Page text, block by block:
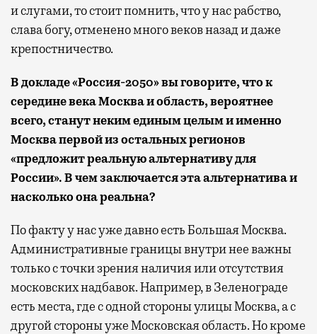
и слугами, то стоит помнить, что у нас рабство,
слава богу, отменено много веков назад и даже
крепостничество.
В докладе «Россия-2050» вы говорите, что к
середине века Москва и область, вероятнее
всего, станут неким единым целым и именно
Москва первой из остальных регионов
«предложит реальную альтернативу для
России». В чем заключается эта альтернатива и
насколько она реальна?
По факту у нас уже давно есть Большая Москва.
Административные границы внутри нее важны
только с точки зрения наличия или отсутствия
московских надбавок. Например, в Зеленограде
есть места, где с одной стороны улицы Москва, а с
другой стороны уже Московская область. Но кроме